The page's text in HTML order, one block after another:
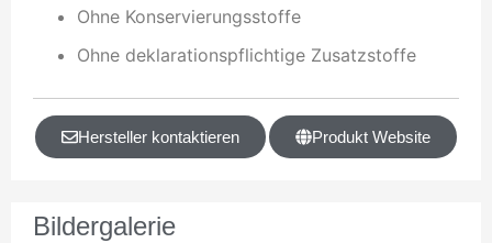
Ohne Konservierungsstoffe
Ohne deklarationspflichtige Zusatzstoffe
Hersteller kontaktieren Produkt Website
Bildergalerie